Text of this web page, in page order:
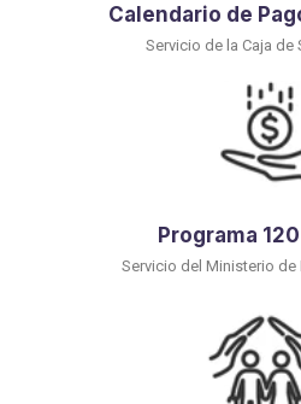
Calendario de
Servicio de la Caja de
Programa
Servicio del Ministerio de